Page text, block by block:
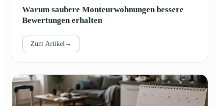
Warum saubere Monteurwohnungen bessere
Bewertungen erhalten
Zum Artikel→